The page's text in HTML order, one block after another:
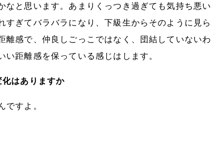
と思います。あまりくっつき過ぎても気持ち悪い
すぎてバラバラになり、下級生からそのように見ら
離感で、仲良しごっこではなく、団結していないわ
距離感を保っている感じはします。
はありますか
すよ。